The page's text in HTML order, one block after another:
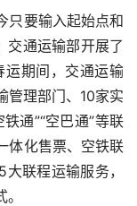
只要输入起始点和
交通运输部开展了
运期间，交通运输
理部门、 10家实
通”“空巴通”等联
体化售票、空铁联
5大联程运输服务，